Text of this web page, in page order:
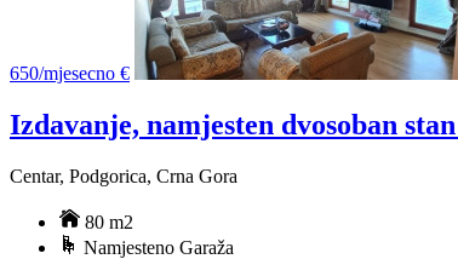
650/mjesecno €
Izdavanje, namjesten dvosoban
Centar, Podgorica, Crna Gora
80 m2
Namjesteno Garaža